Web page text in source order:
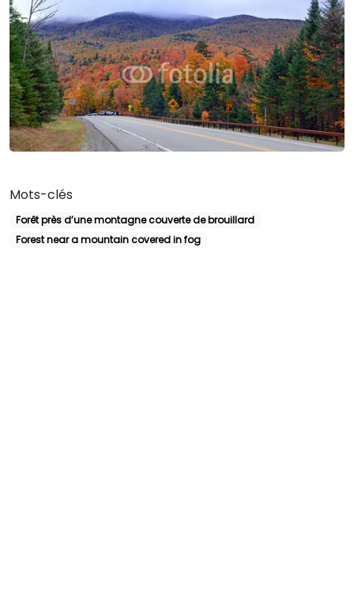
Mots-clés
Forêt près d’une montagne couverte de brouillard
Forest near a mountain covered in fog